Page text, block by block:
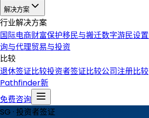
解决方案
行业解决方案
国际电商财富保护移民与搬迁数字游民设置
询与代理贸易与投资
比较
退休签证比较投资者签证比较公司注册比较
Pathfinder新
免费咨询
SG · 投资者签证